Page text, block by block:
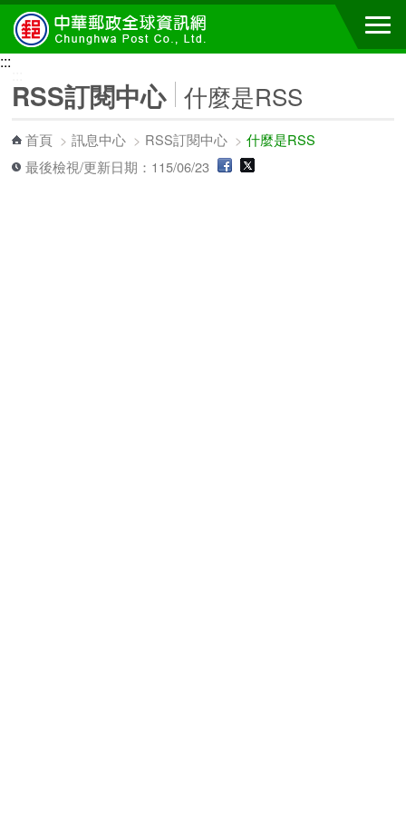
跳到主要內容區塊
:::
RSS訂閱中心 什麼是RSS
首頁 >訊息中心 > RSS訂閱中心 >什麼是RSS
最後檢視/更新日期：115/06/23